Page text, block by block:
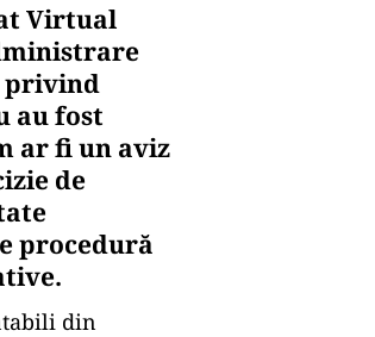
Virtual
privind
au fost
ar fi un aviz
de
procedură
din